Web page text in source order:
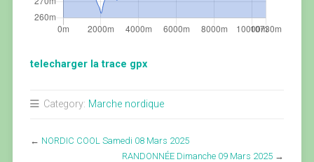
telecharger la trace gpx
Category: Marche nordique
← NORDIC COOL Samedi 08 Mars 2025
RANDONNÉE Dimanche 09 Mars 2025 →